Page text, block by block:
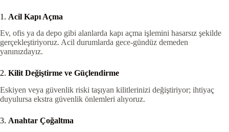
1. Acil Kapı Açma
Ev, ofis ya da depo gibi alanlarda kapı açma işlemini hasarsız şekilde
gerçekleştiriyoruz. Acil durumlarda gece-gündüz demeden
yanınızdayız.
2. Kilit Değiştirme ve Güçlendirme
Eskiyen veya güvenlik riski taşıyan kilitlerinizi değiştiriyor; ihtiyaç
duyulursa ekstra güvenlik önlemleri alıyoruz.
3. Anahtar Çoğaltma